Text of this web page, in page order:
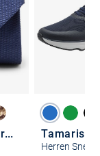
Finshley & Harding Tamaris
Herren